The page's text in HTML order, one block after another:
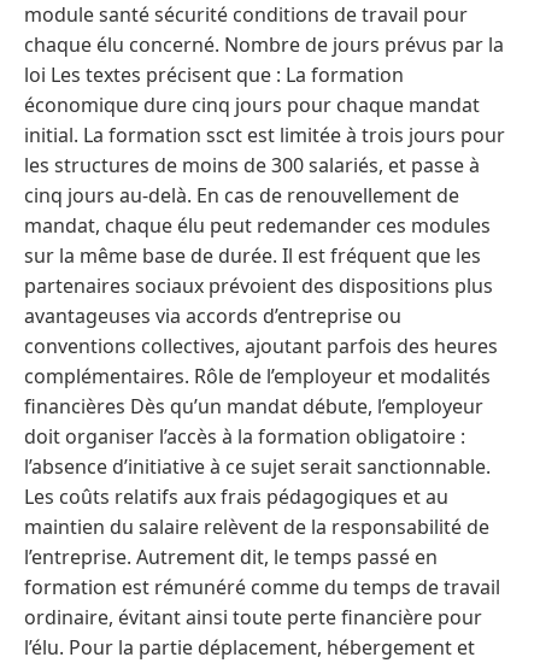
module santé sécurité conditions de travail pour
chaque élu concerné. Nombre de jours prévus par la
loi Les textes précisent que : La formation
économique dure cinq jours pour chaque mandat
initial. La formation ssct est limitée à trois jours pour
les structures de moins de 300 salariés, et passe à
cinq jours au-delà. En cas de renouvellement de
mandat, chaque élu peut redemander ces modules
sur la même base de durée. Il est fréquent que les
partenaires sociaux prévoient des dispositions plus
avantageuses via accords d’entreprise ou
conventions collectives, ajoutant parfois des heures
complémentaires. Rôle de l’employeur et modalités
financières Dès qu’un mandat débute, l’employeur
doit organiser l’accès à la formation obligatoire :
l’absence d’initiative à ce sujet serait sanctionnable.
Les coûts relatifs aux frais pédagogiques et au
maintien du salaire relèvent de la responsabilité de
l’entreprise. Autrement dit, le temps passé en
formation est rémunéré comme du temps de travail
ordinaire, évitant ainsi toute perte financière pour
l’élu. Pour la partie déplacement, hébergement et